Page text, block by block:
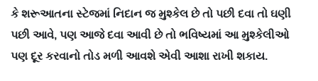
કે શરૂઆતના સ્ટેજમાં નિદાન જ મુશ્કેલ છે તો પછી દવા તો ઘણી
પછી આવે, પણ આજે દવા આવી છે તો ભવિષ્યમાં આ મુશ્કેલીઓ
પણ દૂર કરવાનો તોડ મળી આવશે એવી આશા રાખી શકાય.